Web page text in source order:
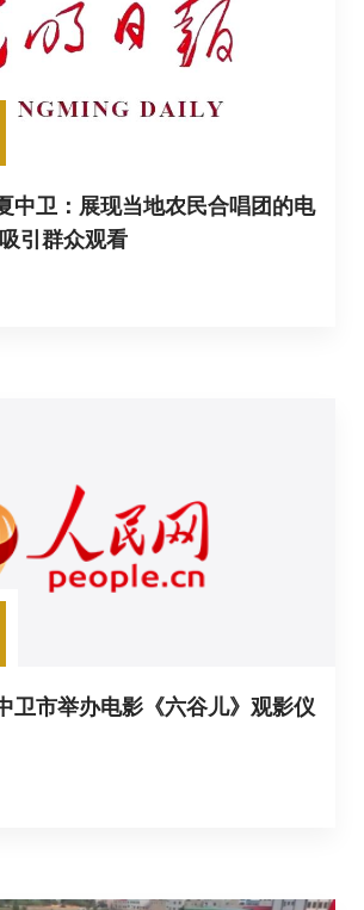
中卫：展现当地农民合唱团的电
引群众观看
卫市举办电影《六谷儿》观影仪